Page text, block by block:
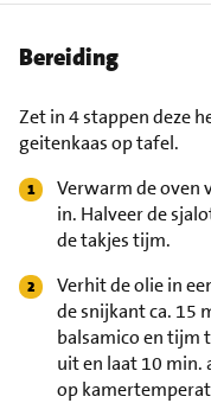
Bereiding
Zet in 4 stappen deze
geitenkaas op tafel.
Verwarm de oven
in. Halveer de
de takjes tijm.
Verhit de olie in
de snijkant ca. 15
balsamico en tijm
uit en laat 10 min.
op